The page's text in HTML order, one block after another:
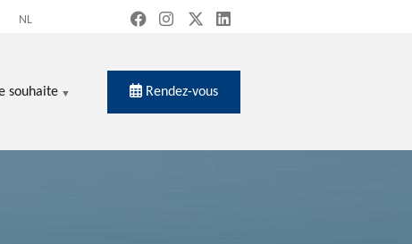
NL
souhaite Rendez-vous